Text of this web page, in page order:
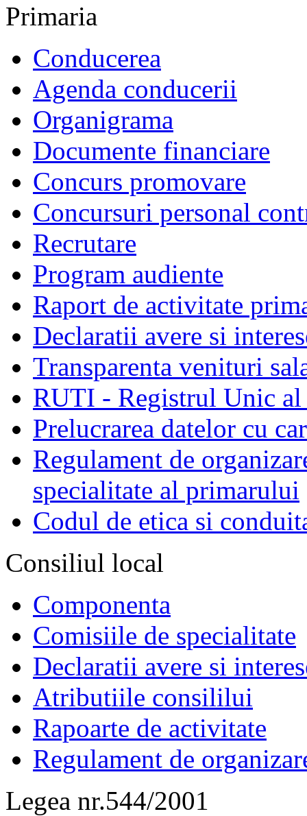
Primaria
Conducerea
Agenda conducerii
Organigrama
Documente financiare
Concurs promovare
Concursuri personal
Recrutare
Program audiente
Raport de activitate
Declaratii avere si
Transparenta venituri
RUTI - Registrul Unic al
Prelucrarea datelor cu
Regulament de
specialitate al primarului
Codul de etica si
Consiliul local
Componenta
Comisiile de specialitate
Declaratii avere si
Atributiile consililui
Rapoarte de activitate
Regulament de
Legea nr.544/2001